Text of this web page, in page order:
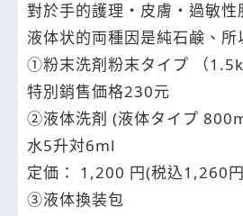
對於手的護理・皮膚・過敏性
液体状的両種因是純石鹸、
①粉末洗剤粉末タイプ （
特別銷售価格230元
②液体洗剤 (液体タイプ
水5升対6ml
定価： 1,200 円(税込1,260
③液体換装包